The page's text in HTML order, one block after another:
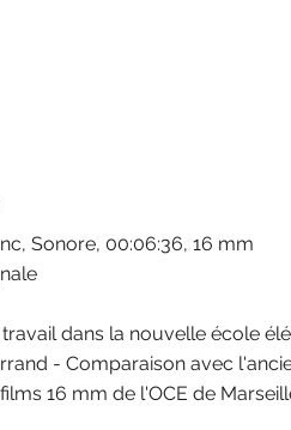
Sonore, 00:06:36, 16 mm
dans la nouvelle école
- Comparaison avec
16 mm de l'OCE de